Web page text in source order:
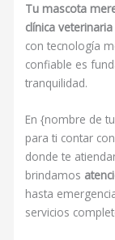
Tu mascota
clínica
con tecnología
confiable es
tranquilidad.
En {nombre de
para ti contar
donde te
brindamos
hasta
servicios